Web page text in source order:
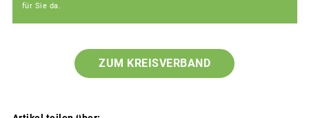
für Sie da.
ZUM KREISVERBAND